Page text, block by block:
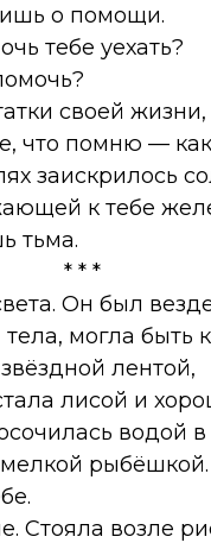
о помощи.
тебе уехать?
своей жизни,
что помню — как
заискрилось
к тебе
тьма.
* * *
Он был
могла быть
лентой,
лисой и
водой в
мелкой
Стояла возле